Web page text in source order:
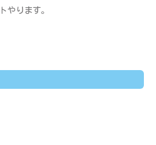
やります。